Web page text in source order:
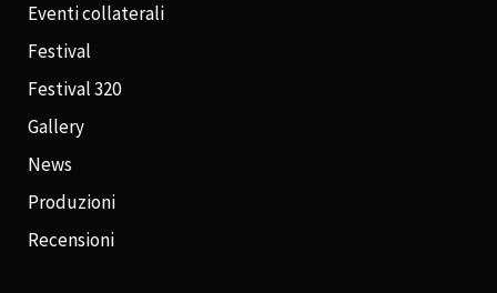
Eventi collaterali
Festival
Festival 320
Gallery
News
Produzioni
Recensioni